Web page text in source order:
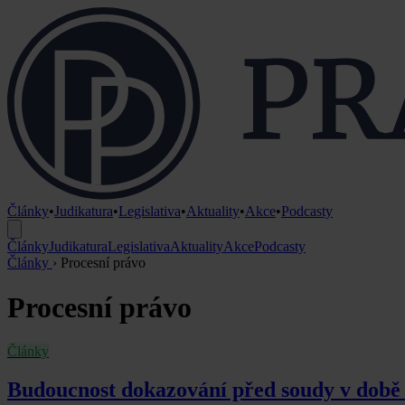
Články•Judikatura•Legislativa•Aktuality•Akce•Podcasty
ČlánkyJudikaturaLegislativaAktualityAkcePodcasty
Články › Procesní právo
Procesní právo
Články
Budoucnost dokazování před soudy v